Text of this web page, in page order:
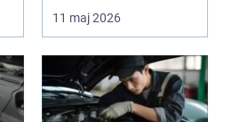
många förare i Skåne
11 maj 2026